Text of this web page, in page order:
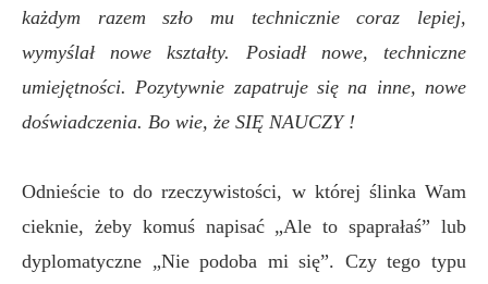
każdym razem szło mu technicznie coraz lepiej,
wymyślał nowe kształty. Posiadł nowe, techniczne
umiejętności. Pozytywnie zapatruje się na inne, nowe
doświadczenia. Bo wie, że SIĘ NAUCZY !
Odnieście to do rzeczywistości, w której ślinka Wam
cieknie, żeby komuś napisać „Ale to spaprałaś” lub
dyplomatyczne „Nie podoba mi się”. Czy tego typu